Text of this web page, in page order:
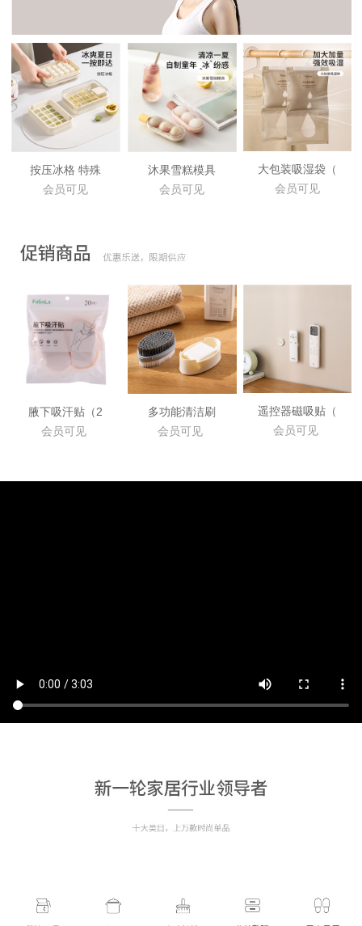
按压冰格 特殊
会员可见
沐果雪糕模具
会员可见
大包装吸湿袋（
会员可见
腋下吸汗贴（2
会员可见
多功能清洁刷
会员可见
遥控器磁吸贴（
会员可见